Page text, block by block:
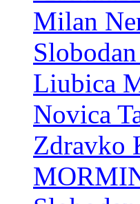
Milan
Liubica
Novica
Zdravko